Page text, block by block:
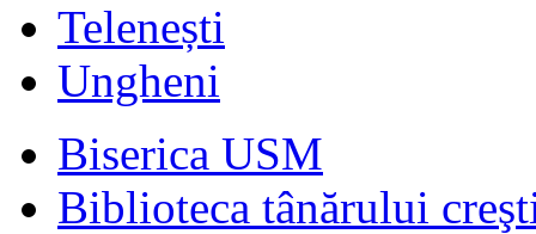
Telenești
Ungheni
Biserica USM
Biblioteca tânărului